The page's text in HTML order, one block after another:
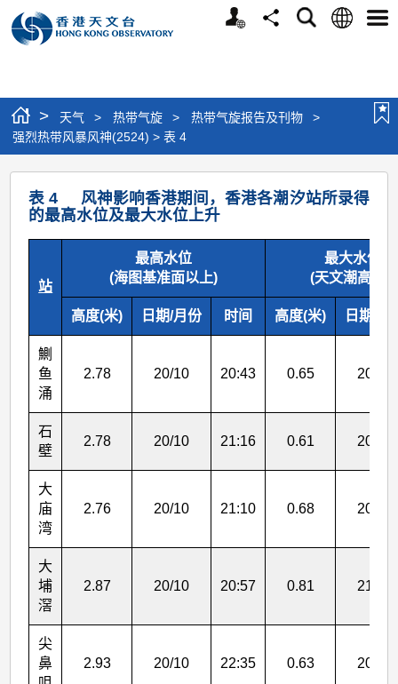
个
分
搜
语
选
> 天气 > 热带气旋 > 热带气旋报告及刊物
>
强烈热带风暴风神(2524) > 表 4
强
烈
热
(2524)
表 4 风神影响香港期间，香港各潮汐站所录得
的最高水位及最大水位上升
站
最高水位
(海图基准面以上)
最大水位
(天文潮高度
高度(米) 日期/月份 时间 高度(米) 日期/月
鰂
鱼
涌
2.78 20/10 20:43 0.65 20/10
石
壁
2.78 20/10 21:16 0.61 20/10
大
庙
湾
2.76 20/10 21:10 0.68 20/10
大
埔
滘
2.87 20/10 20:57 0.81 21/10
尖
鼻
2.93 20/10 22:35 0.63 20/10